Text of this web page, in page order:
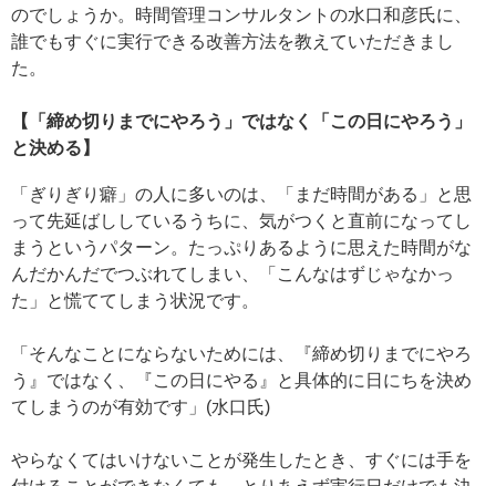
のでしょうか。時間管理コンサルタントの水口和彦氏に、
誰でもすぐに実行できる改善方法を教えていただきまし
た。
【「締め切りまでにやろう」ではなく「この日にやろう」
と決める】
「ぎりぎり癖」の人に多いのは、「まだ時間がある」と思
って先延ばししているうちに、気がつくと直前になってし
まうというパターン。たっぷりあるように思えた時間がな
んだかんだでつぶれてしまい、「こんなはずじゃなかっ
た」と慌ててしまう状況です。
「そんなことにならないためには、『締め切りまでにやろ
う』ではなく、『この日にやる』と具体的に日にちを決め
てしまうのが有効です」(水口氏)
やらなくてはいけないことが発生したとき、すぐには手を